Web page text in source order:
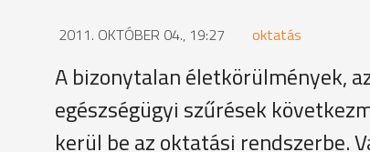
2011. OKTÓBER 04., 19:27 oktatás
A bizonytalan életkörülmények,
egészségügyi szűrések
kerül be az oktatási rendszerbe.